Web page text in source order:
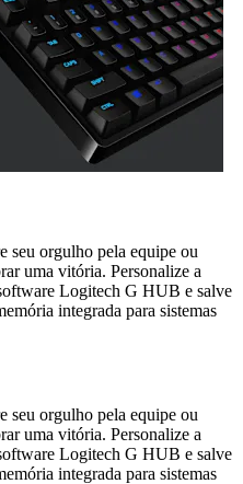
seu orgulho pela equipe ou
uma vitória. Personalize a
Logitech G HUB e salve
integrada para sistemas
seu orgulho pela equipe ou
uma vitória. Personalize a
Logitech G HUB e salve
integrada para sistemas